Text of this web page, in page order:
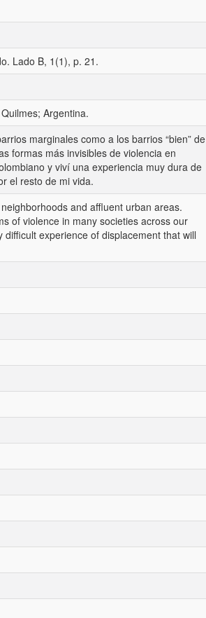
Lado B, 1(1), p. 21.
Argentina.
marginales como a los barrios “bien” de
formas más invisibles de violencia en
y viví una experiencia muy dura de
el resto de mi vida.
and affluent urban areas.
of violence in many societies across our
experience of displacement that will